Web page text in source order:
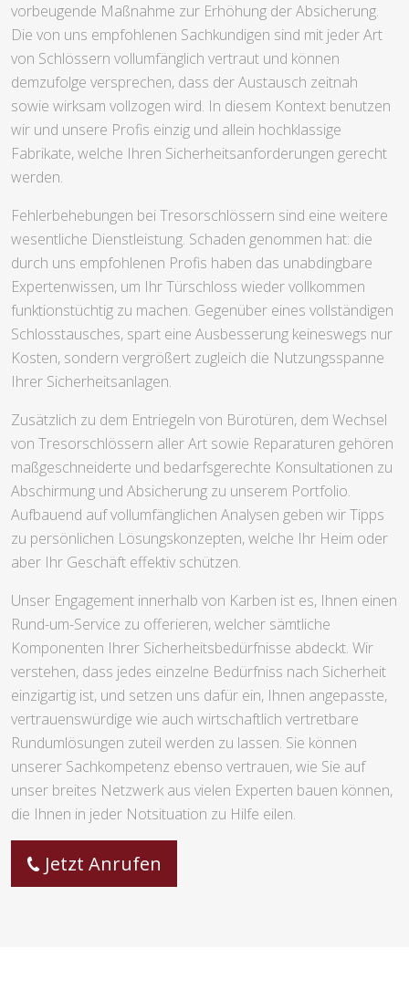
vorbeugende Maßnahme zur Erhöhung der Absicherung.
Die von uns empfohlenen Sachkundigen sind mit jeder Art
von Schlössern vollumfänglich vertraut und können
demzufolge versprechen, dass der Austausch zeitnah
sowie wirksam vollzogen wird. In diesem Kontext benutzen
wir und unsere Profis einzig und allein hochklassige
Fabrikate, welche Ihren Sicherheitsanforderungen gerecht
werden.
Fehlerbehebungen bei Tresorschlössern sind eine weitere
wesentliche Dienstleistung. Schaden genommen hat: die
durch uns empfohlenen Profis haben das unabdingbare
Expertenwissen, um Ihr Türschloss wieder vollkommen
funktionstüchtig zu machen. Gegenüber eines vollständigen
Schlosstausches, spart eine Ausbesserung keineswegs nur
Kosten, sondern vergrößert zugleich die Nutzungsspanne
Ihrer Sicherheitsanlagen.
Zusätzlich zu dem Entriegeln von Bürotüren, dem Wechsel
von Tresorschlössern aller Art sowie Reparaturen gehören
maßgeschneiderte und bedarfsgerechte Konsultationen zu
Abschirmung und Absicherung zu unserem Portfolio.
Aufbauend auf vollumfänglichen Analysen geben wir Tipps
zu persönlichen Lösungskonzepten, welche Ihr Heim oder
aber Ihr Geschäft effektiv schützen.
Unser Engagement innerhalb von Karben ist es, Ihnen einen
Rund-um-Service zu offerieren, welcher sämtliche
Komponenten Ihrer Sicherheitsbedürfnisse abdeckt. Wir
verstehen, dass jedes einzelne Bedürfniss nach Sicherheit
einzigartig ist, und setzen uns dafür ein, Ihnen angepasste,
vertrauenswürdige wie auch wirtschaftlich vertretbare
Rundumlösungen zuteil werden zu lassen. Sie können
unserer Sachkompetenz ebenso vertrauen, wie Sie auf
unser breites Netzwerk aus vielen Experten bauen können,
die Ihnen in jeder Notsituation zu Hilfe eilen.
Jetzt Anrufen